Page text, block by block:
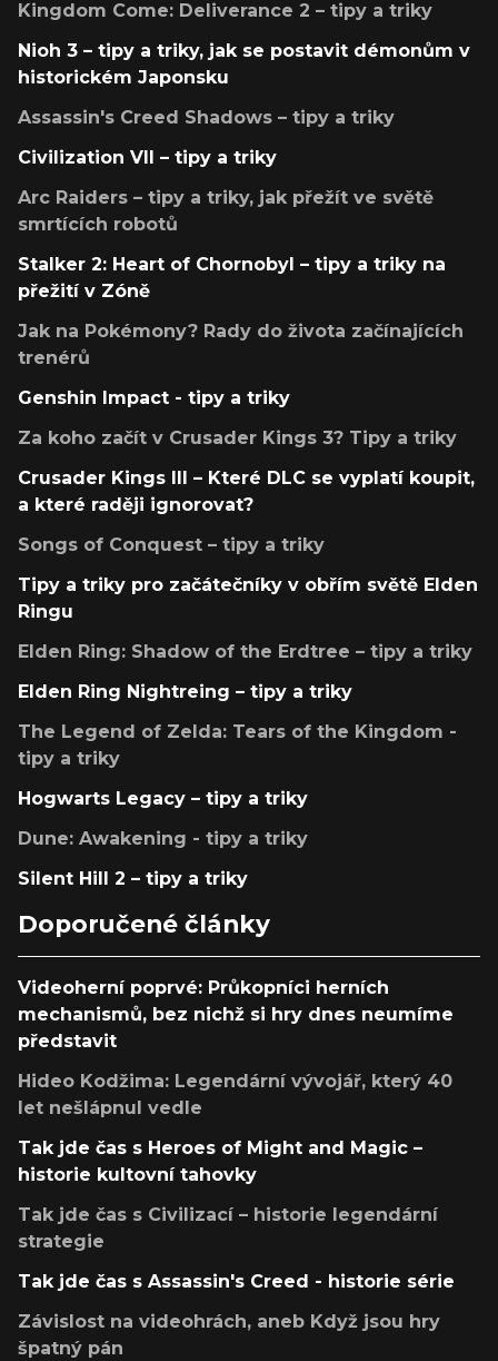
Kingdom Come: Deliverance 2 – tipy a triky
Nioh 3 – tipy a triky, jak se postavit démonům v
historickém Japonsku
Assassin's Creed Shadows – tipy a triky
Civilization VII – tipy a triky
Arc Raiders – tipy a triky, jak přežít ve světě
smrtících robotů
Stalker 2: Heart of Chornobyl – tipy a triky na
přežití v Zóně
Jak na Pokémony? Rady do života začínajících
trenérů
Genshin Impact - tipy a triky
Za koho začít v Crusader Kings 3? Tipy a triky
Crusader Kings III – Které DLC se vyplatí koupit,
a které raději ignorovat?
Songs of Conquest – tipy a triky
Tipy a triky pro začátečníky v obřím světě Elden
Ringu
Elden Ring: Shadow of the Erdtree – tipy a triky
Elden Ring Nightreing – tipy a triky
The Legend of Zelda: Tears of the Kingdom -
tipy a triky
Hogwarts Legacy – tipy a triky
Dune: Awakening - tipy a triky
Silent Hill 2 – tipy a triky
Doporučené články
Videoherní poprvé: Průkopníci herních
mechanismů, bez nichž si hry dnes neumíme
představit
Hideo Kodžima: Legendární vývojář, který 40
let nešlápnul vedle
Tak jde čas s Heroes of Might and Magic –
historie kultovní tahovky
Tak jde čas s Civilizací – historie legendární
strategie
Tak jde čas s Assassin's Creed - historie série
Závislost na videohrách, aneb Když jsou hry
špatný pán